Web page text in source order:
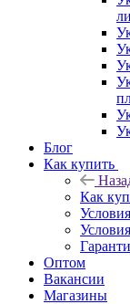
Блог
Как купить
Как
Оптом
Вакансии
Магазины